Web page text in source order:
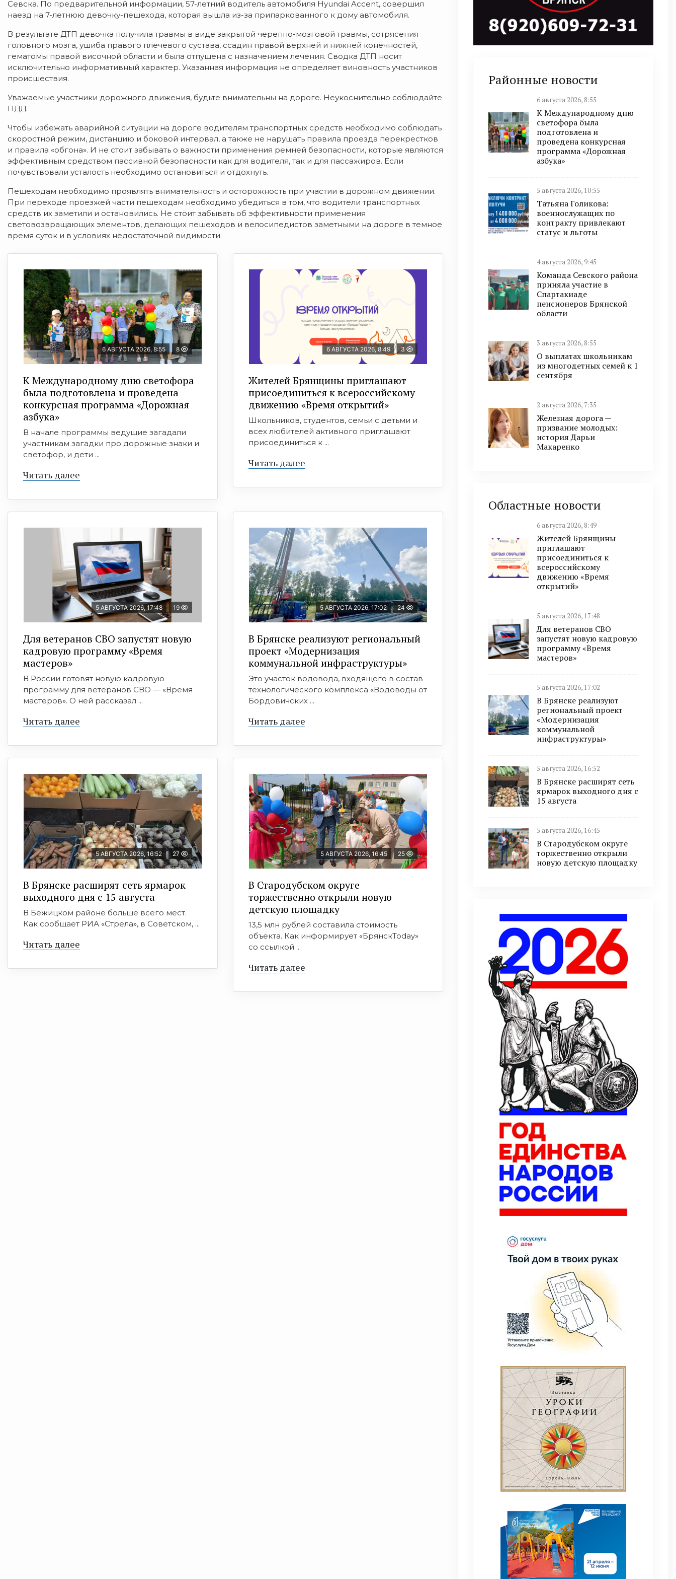
Севска. По предварительной информации, 57-летний водитель автомобиля Hyundai Accent, совершил
наезд на 7-летнюю девочку-пешехода, которая вышла из-за припаркованного к дому автомобиля.
В результате ДТП девочка получила травмы в виде закрытой черепно-мозговой травмы, сотрясения
головного мозга, ушиба правого плечевого сустава, ссадин правой верхней и нижней конечностей,
гематомы правой височной области и была отпущена с назначением лечения. Сводка ДТП носит
исключительно информативный характер. Указанная информация не определяет виновность участников
происшествия.
Уважаемые участники дорожного движения, будьте внимательны на дороге. Неукоснительно соблюдайте
ПДД.
Чтобы избежать аварийной ситуации на дороге водителям транспортных средств необходимо соблюдать
скоростной режим, дистанцию и боковой интервал, а также не нарушать правила проезда перекрестков
и правила «обгона». И не стоит забывать о важности применения ремней безопасности, которые являются
эффективным средством пассивной безопасности как для водителя, так и для пассажиров. Если
почувствовали усталость необходимо остановиться и отдохнуть.
Пешеходам необходимо проявлять внимательность и осторожность при участии в дорожном движении.
При переходе проезжей части пешеходам необходимо убедиться в том, что водители транспортных
средств их заметили и остановились. Не стоит забывать об эффективности применения
световозвращающих элементов, делающих пешеходов и велосипедистов заметными на дороге в темное
время суток и в условиях недостаточной видимости.
6 АВГУСТА 2026, 8:55 8
К Международному дню светофора
была подготовлена и проведена
конкурсная программа «Дорожная
азбука»
В начале программы ведущие загадали
участникам загадки про дорожные знаки и
светофор, и дети ...
Читать далее
6 АВГУСТА 2026, 8:49 3
Жителей Брянщины приглашают
присоединиться к всероссийскому
движению «Время открытий»
Школьников, студентов, семьи с детьми и
всех любителей активного приглашают
присоединиться к ...
Читать далее
5 АВГУСТА 2026, 17:48 19
Для ветеранов СВО запустят новую
кадровую программу «Время
мастеров»
В России готовят новую кадровую
программу для ветеранов СВО — «Время
мастеров». О ней рассказал ...
Читать далее
5 АВГУСТА 2026, 17:02 24
В Брянске реализуют региональный
проект «Модернизация
коммунальной инфраструктуры»
Это участок водовода, входящего в состав
технологического комплекса «Водоводы от
Бордовичских ...
Читать далее
5 АВГУСТА 2026, 16:52 27
В Брянске расширят сеть ярмарок
выходного дня с 15 августа
В Бежицком районе больше всего мест.
Как сообщает РИА «Стрела», в Советском, ...
Читать далее
5 АВГУСТА 2026, 16:45 25
В Стародубском округе
торжественно открыли новую
детскую площадку
13,5 млн рублей составила стоимость
объекта. Как информирует «БрянскToday»
со ссылкой ...
Читать далее
Районные новости
6 августа 2026, 8:55
К Международному дню
светофора была
подготовлена и
проведена конкурсная
программа «Дорожная
азбука»
5 августа 2026, 10:55
Татьяна Голикова:
военнослужащих по
контракту привлекают
статус и льготы
4 августа 2026, 9:45
Команда Севского района
приняла участие в
Спартакиаде
пенсионеров Брянской
области
3 августа 2026, 8:55
О выплатах школьникам
из многодетных семей к 1
сентября
2 августа 2026, 7:35
Железная дорога —
призвание молодых:
история Дарьи
Макаренко
Областные новости
6 августа 2026, 8:49
Жителей Брянщины
приглашают
присоединиться к
всероссийскому
движению «Время
открытий»
5 августа 2026, 17:48
Для ветеранов СВО
запустят новую кадровую
программу «Время
мастеров»
5 августа 2026, 17:02
В Брянске реализуют
региональный проект
«Модернизация
коммунальной
инфраструктуры»
5 августа 2026, 16:52
В Брянске расширят сеть
ярмарок выходного дня с
15 августа
5 августа 2026, 16:45
В Стародубском округе
торжественно открыли
новую детскую площадку